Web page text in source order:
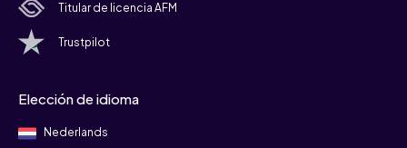
Titular de licencia AFM
Trustpilot
Elección de idioma
Nederlands